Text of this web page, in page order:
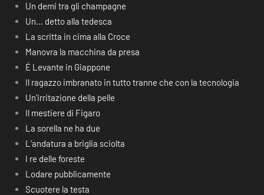
Un demi tra gli champagne
Un… detto alla tedesca
La scritta in cima alla Croce
Manovra la macchina da presa
É Levante in Giappone
Il ragazzo imbranato in tutto tranne che con la tecnologia
Un’irritazione della pelle
Il mestiere di Figaro
La sorella ne ha due
L’andatura a briglia sciolta
I re delle foreste
Lodare pubblicamente
Scuotere la testa